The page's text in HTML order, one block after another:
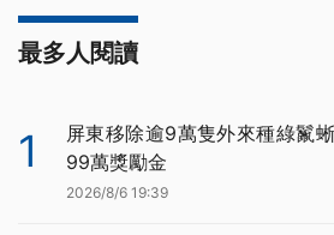
最多人閱讀
1
屏東移除逾9萬隻外來種綠鬣
99萬獎勵金
2026/8/6 19:39